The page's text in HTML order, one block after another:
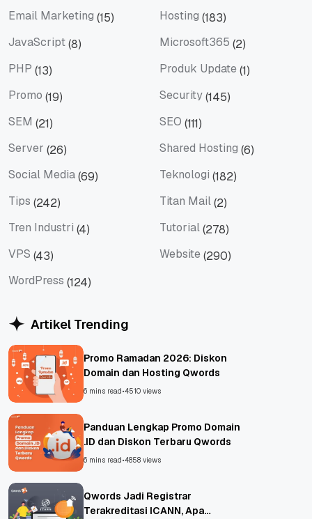
Email Marketing (15) Hosting (183)
JavaScript(8) Microsoft365 (2)
PHP (13) Produk Update (1)
Promo (19) Security(145)
SEM (21) SEO (111)
Server (26) Shared Hosting (6)
Social Media(69) Teknologi (182)
Tips (242) Titan Mail(2)
Tren Industri (4) Tutorial(278)
VPS (43) Website (290)
WordPress (124)
Artikel Trending
Promo Ramadan 2026: Diskon
Domain dan Hosting Qwords
6 mins read•4510 views
Panduan Lengkap Promo Domain
.ID dan Diskon Terbaru Qwords
6 mins read•4858 views
Qwords Jadi Registrar
Terakreditasi ICANN, Apa